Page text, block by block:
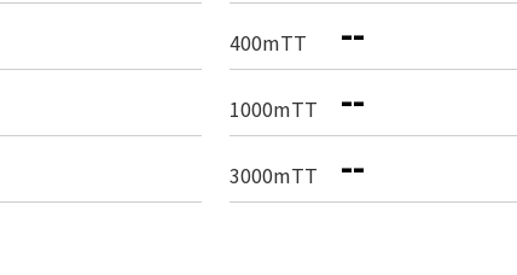
400mTT --
1000mTT --
3000mTT --